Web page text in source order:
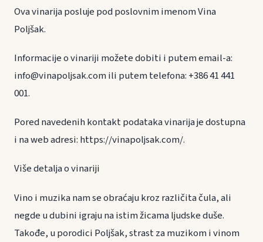
Ova vinarija posluje pod poslovnim imenom Vina
Poljšak.
Informacije o vinariji možete dobiti i putem email-a:
info@vinapoljsak.com ili putem telefona: +386 41 441
001.
Pored navedenih kontakt podataka vinarija je dostupna
i na web adresi: https://vinapoljsak.com/.
Više detalja o vinariji
Vino i muzika nam se obraćaju kroz različita čula, ali
negde u dubini igraju na istim žicama ljudske duše.
Takođe, u porodici Poljšak, strast za muzikom i vinom